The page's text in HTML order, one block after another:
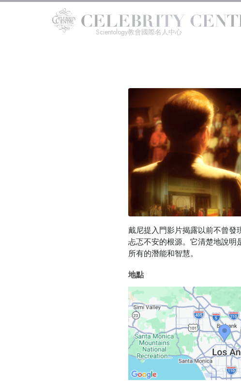
Scientology教會國際名人中心
戴尼提入門影片揭露以前不曾發
忐忑不安的根源。它清楚地說明
所有的潛能和智慧。
地點